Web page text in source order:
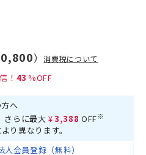
）消費税について
43
へ
さらに最大 ¥3,388 OFF※
り異なります。
人会員登録（無料）